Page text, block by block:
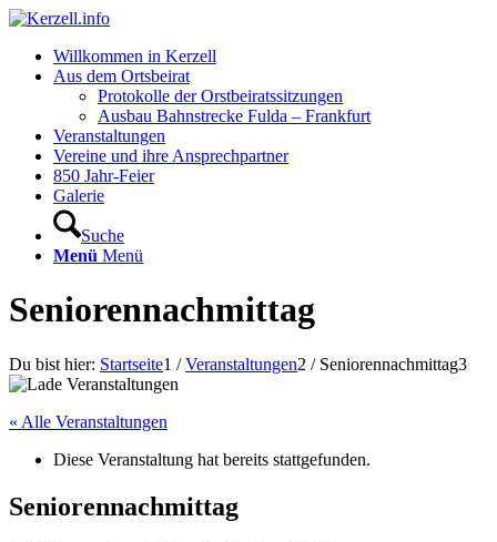
Willkommen in Kerzell
Aus dem Ortsbeirat
Protokolle der Orstbeiratssitzungen
Ausbau Bahnstrecke Fulda – Frankfurt
Veranstaltungen
Vereine und ihre Ansprechpartner
850 Jahr-Feier
Galerie
Suche
Menü Menü
Seniorennachmittag
Du bist hier: Startseite1 / Veranstaltungen2 / Seniorennachmittag3
« Alle Veranstaltungen
Diese Veranstaltung hat bereits stattgefunden.
Seniorennachmittag